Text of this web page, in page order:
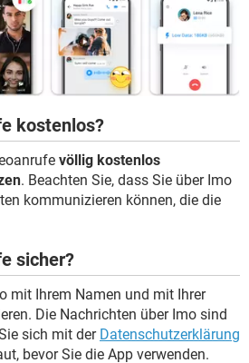
kostenlos?
völlig kostenlos
. Beachten Sie, dass Sie über Imo
kommunizieren können, die die
sicher?
mit Ihrem Namen und mit Ihrer
Die Nachrichten über Imo sind
sich mit der Datenschutzerklärung
bevor Sie die App verwenden.